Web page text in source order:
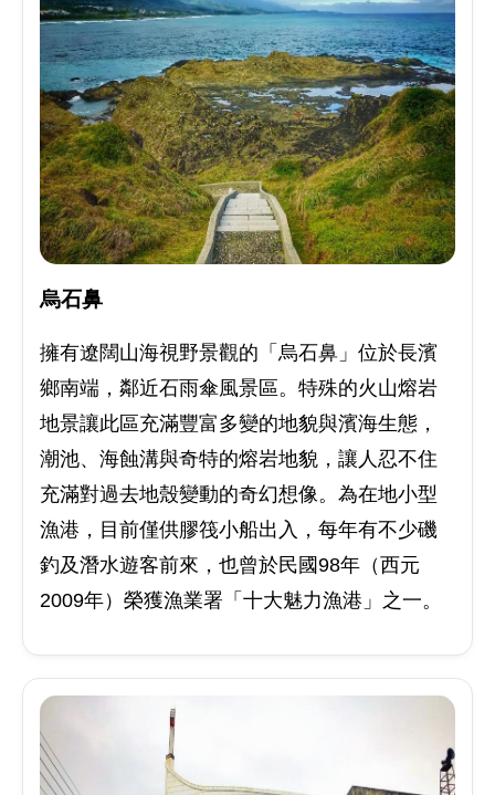
烏石鼻
擁有遼闊山海視野景觀的「烏石鼻」位於長濱
鄉南端，鄰近石雨傘風景區。特殊的火山熔岩
地景讓此區充滿豐富多變的地貌與濱海生態，
潮池、海蝕溝與奇特的熔岩地貌，讓人忍不住
充滿對過去地殼變動的奇幻想像。為在地小型
漁港，目前僅供膠筏小船出入，每年有不少磯
釣及潛水遊客前來，也曾於民國98年（西元
2009年）榮獲漁業署「十大魅力漁港」之一。